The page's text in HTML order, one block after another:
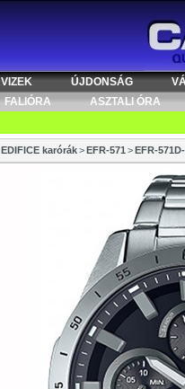
ÚJDONSÁG
FALIÓRA ASZTALI ÓRA
EDIFICE karórák>EFR-571 >EFR-